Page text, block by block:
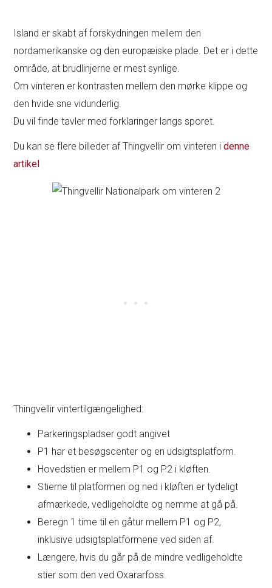
Island er skabt af forskydningen mellem den
nordamerikanske og den europæiske plade. Det er i dette
område, at brudlinjerne er mest synlige.
Om vinteren er kontrasten mellem den mørke klippe og
den hvide sne vidunderlig.
Du vil finde tavler med forklaringer langs sporet.
Du kan se flere billeder af Thingvellir om vinteren idenne
artikel
Thingvellir vintertilgængelighed:
Parkeringspladser godt angivet
P1 har et besøgscenter og en udsigtsplatform.
Hovedstien er mellem P1 og P2 i kløften.
Stierne til platformen og ned i kløften er tydeligt
afmærkede, vedligeholdte og nemme at gå på.
Beregn 1 time til en gåtur mellem P1 og P2,
inklusive udsigtsplatformene ved siden af.
Længere, hvis du går på de mindre vedligeholdte
stier som den ved Oxararfoss.